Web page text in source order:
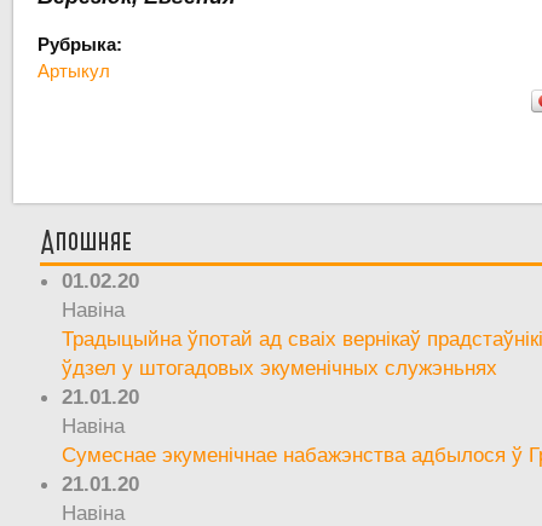
Рубрыка:
Артыкул
Апошняе
01.02.20
Навіна
Традыцыйна ўпотай ад сваіх вернікаў
ўдзел у штогадовых экуменічных служэньнях
21.01.20
Навіна
Сумеснае экуменічнае набажэнства адбылося ў
21.01.20
Навіна